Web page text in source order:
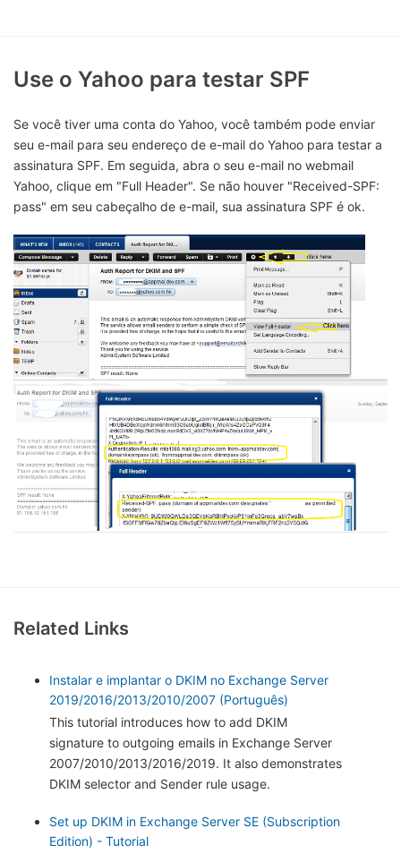
Use o Yahoo para testar SPF
Se você tiver uma conta do Yahoo, você também pode enviar
seu e-mail para seu endereço de e-mail do Yahoo para testar a
assinatura SPF. Em seguida, abra o seu e-mail no webmail
Yahoo, clique em "Full Header". Se não houver "Received-SPF:
pass" em seu cabeçalho de e-mail, sua assinatura SPF é ok.
Related Links
Instalar e implantar o DKIM no Exchange Server
2019/2016/2013/2010/2007 (Português)
This tutorial introduces how to add DKIM
signature to outgoing emails in Exchange Server
2007/2010/2013/2016/2019. It also demonstrates
DKIM selector and Sender rule usage.
Set up DKIM in Exchange Server SE (Subscription
Edition) - Tutorial